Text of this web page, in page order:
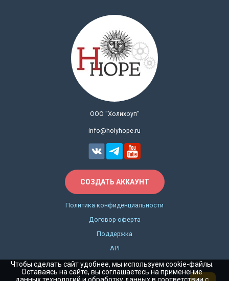
ООО "Холихоуп"
info@holyhope.ru
СОЗДАТЬ АККАУНТ
Политика конфиденциальности
Договор-оферта
Поддержка
API
Чтобы сделать сайт удобнее, мы используем cookie-файлы.
Оставаясь на сайте, вы соглашаетесь на применение